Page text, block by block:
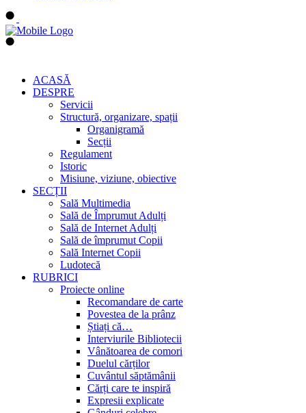
ACASĂ
DESPRE
Servicii
Structură, organizare, spații
Organigramă
Secții
Regulament
Istoric
Misiune, viziune, obiective
SECȚII
Sală Multimedia
Sală de Împrumut Adulți
Sală de Internet Adulți
Sală de împrumut Copii
Sală Internet Copii
Ludotecă
RUBRICI
Proiecte online
Recomandare de carte
Povestea de la prânz
Știați că…
Interviurile Bibliotecii
Vânătoarea de comori
Duelul cărților
Cuvântul săptămânii
Cărți care te inspiră
Expresii explicate